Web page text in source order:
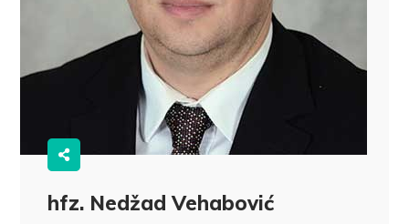
hfz. Nedžad Vehabović